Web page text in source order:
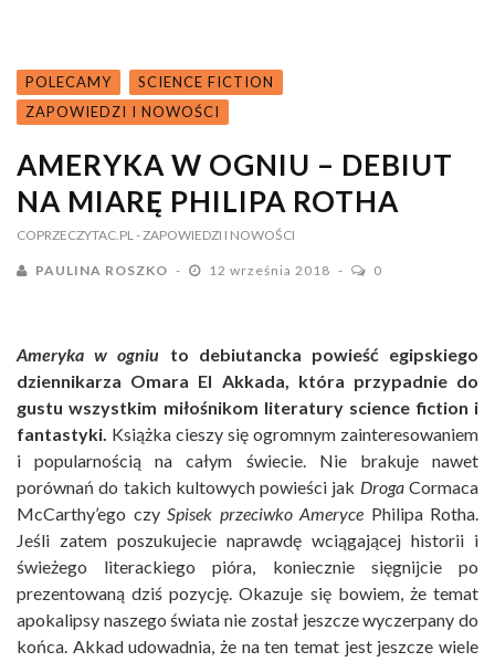
POLECAMY
SCIENCE FICTION
ZAPOWIEDZI I NOWOŚCI
AMERYKA W OGNIU – DEBIUT
NA MIARĘ PHILIPA ROTHA
COPRZECZYTAC.PL - ZAPOWIEDZI I NOWOŚCI
PAULINA ROSZKO 12 września 2018 0
Ameryka w ogniu to debiutancka powieść egipskiego
dziennikarza Omara El Akkada, która przypadnie do
gustu wszystkim miłośnikom literatury science fiction i
fantastyki. Książka cieszy się ogromnym zainteresowaniem
i popularnością na całym świecie. Nie brakuje nawet
porównań do takich kultowych powieści jak DrogaCormaca
McCarthy’ego czy Spisek przeciwko Ameryce Philipa Rotha.
Jeśli zatem poszukujecie naprawdę wciągającej historii i
świeżego literackiego pióra, koniecznie sięgnijcie po
prezentowaną dziś pozycję. Okazuje się bowiem, że temat
apokalipsy naszego świata nie został jeszcze wyczerpany do
końca. Akkad udowadnia, że na ten temat jest jeszcze wiele